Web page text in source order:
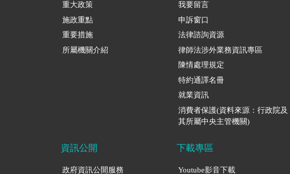
重大政策
施政重點
重要措施
所屬機關介紹
我要留言
申訴窗口
法律諮詢資源
律師法涉外業務資訊專區
陳情處理規定
特約通譯名冊
就業資訊
消費者保護(資料來源：行政院及
其所屬中央主管機關)
資訊公開
政府資訊公開服務
下載專區
Youtube影音下載